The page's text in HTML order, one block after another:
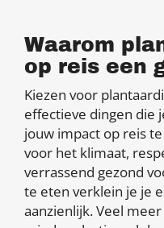
Waarom
op reis een
Kiezen voor
effectieve dingen die
jouw impact op reis
voor het klimaat,
verrassend gezond
te eten verklein je je
aanzienlijk. Veel